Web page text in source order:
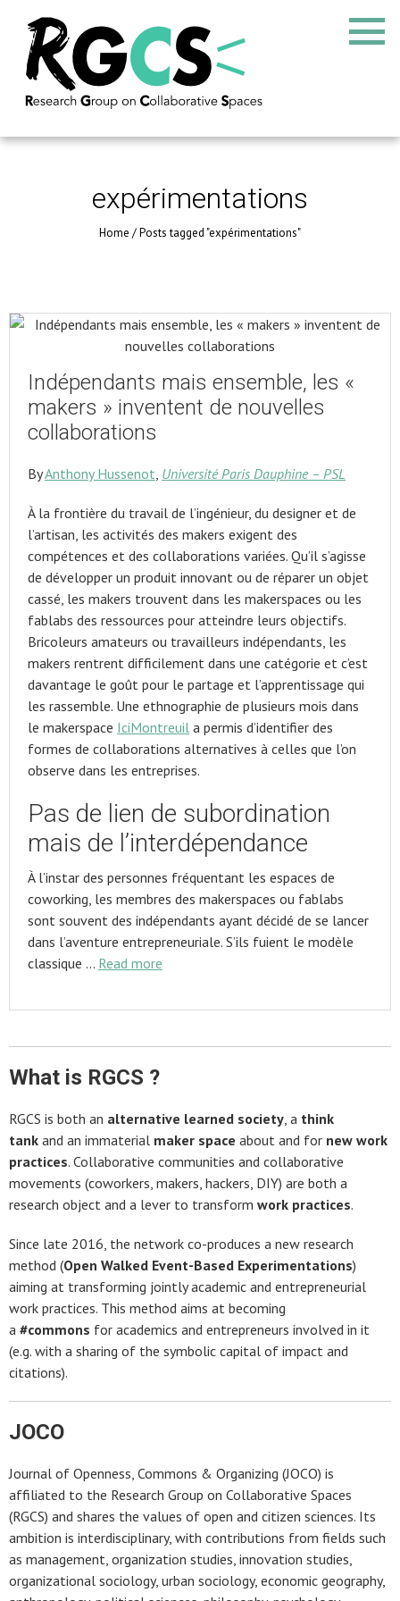
expérimentations
Home /Posts tagged "expérimentations"
Indépendants mais ensemble, les «
makers » inventent de nouvelles
collaborations
ByAnthony Hussenot, Université Paris Dauphine – PSL
À la frontière du travail de l’ingénieur, du designer et de
l’artisan, les activités des makers exigent des
compétences et des collaborations variées. Qu’il s’agisse
de développer un produit innovant ou de réparer un objet
cassé, les makers trouvent dans les makerspaces ou les
fablabs des ressources pour atteindre leurs objectifs.
Bricoleurs amateurs ou travailleurs indépendants, les
makers rentrent difficilement dans une catégorie et c’est
davantage le goût pour le partage et l’apprentissage qui
les rassemble. Une ethnographie de plusieurs mois dans
le makerspace IciMontreuil a permis d’identifier des
formes de collaborations alternatives à celles que l’on
observe dans les entreprises.
Pas de lien de subordination
mais de l’interdépendance
À l’instar des personnes fréquentant les espaces de
coworking, les membres des makerspaces ou fablabs
sont souvent des indépendants ayant décidé de se lancer
dans l’aventure entrepreneuriale. S’ils fuient le modèle
classique … Read more
What is RGCS ?
RGCS is both an alternative learned society, a think
tank and an immaterial maker space about and for new work
practices. Collaborative communities and collaborative
movements (coworkers, makers, hackers, DIY) are both a
research object and a lever to transform work practices.
Since late 2016, the network co-produces a new research
method (Open Walked Event-Based Experimentations)
aiming at transforming jointly academic and entrepreneurial
work practices. This method aims at becoming
a #commons for academics and entrepreneurs involved in it
(e.g. with a sharing of the symbolic capital of impact and
citations).
JOCO
Journal of Openness, Commons & Organizing (JOCO) is
affiliated to the Research Group on Collaborative Spaces
(RGCS) and shares the values of open and citizen sciences. Its
ambition is interdisciplinary, with contributions from fields such
as management, organization studies, innovation studies,
organizational sociology, urban sociology, economic geography,